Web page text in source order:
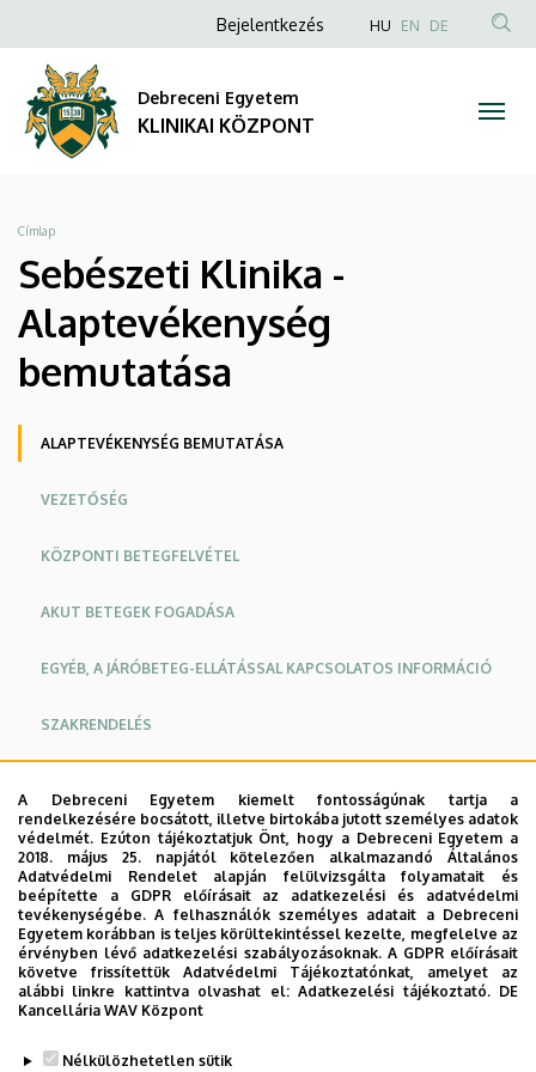
A Debreceni Egyetem kiemelt fontosságúnak tartja a
rendelkezésére bocsátott, illetve birtokába jutott személyes adatok
védelmét. Ezúton tájékoztatjuk Önt, hogy a Debreceni Egyetem a
2018. május 25. napjától kötelezően alkalmazandó Általános
Adatvédelmi Rendelet alapján felülvizsgálta folyamatait és
beépítette a GDPR előírásait az adatkezelési és adatvédelmi
tevékenységébe. A felhasználók személyes adatait a Debreceni
Egyetem korábban is teljes körültekintéssel kezelte, megfelelve az
érvényben lévő adatkezelési szabályozásoknak. A GDPR előírásait
követve frissítettük Adatvédelmi Tájékoztatónkat, amelyet az
alábbi linkre kattintva olvashat el:Adatkezelési tájékoztató. DE
Kancellária WAV Központ
Nélkülözhetetlen sütik
Klinika
Alaptevékenység
bemutatása
KLINIKAI
KÖZPONT
a
tartalomra
Anonim
fiók
menüje
Bejelentkezés HU EN DE
Debreceni Egyetem
KLINIKAI KÖZPONT
Morzsa
Címlap
Sebészeti Klinika -
Alaptevékenység
bemutatása
Oldalmenü
ALAPTEVÉKENYSÉG BEMUTATÁSA
VEZETŐSÉG
KÖZPONTI BETEGFELVÉTEL
AKUT BETEGEK FOGADÁSA
EGYÉB, A JÁRÓBETEG-ELLÁTÁSSAL KAPCSOLATOS INFORMÁCIÓ
SZAKRENDELÉS
Oldalmenü
KK
Angol
Oldalmenü
KK
Német
Járóbeteg ellátó tevékenységünk fekvőbeteg ellátási
profiljainkhoz igazodik. Így ellátunk általános sebészeti,
emlő sebészeti, onkológiai, pajzsmirigy- endokrin
sebészeti, gasztroenterológiai, mellkas-, illetve nyelőcső
sebészeti, érsebészeti és vesetranszplantáción átesett
betegeket járóbeteg szakellátás keretében.
Legutóbb frissítve: 2021. 12. 21. 13:07